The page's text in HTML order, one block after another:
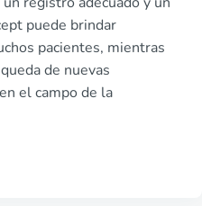
puede brindar
pacientes, mientras
de nuevas
el campo de la